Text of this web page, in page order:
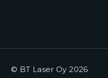
© BT Laser Oy 2026